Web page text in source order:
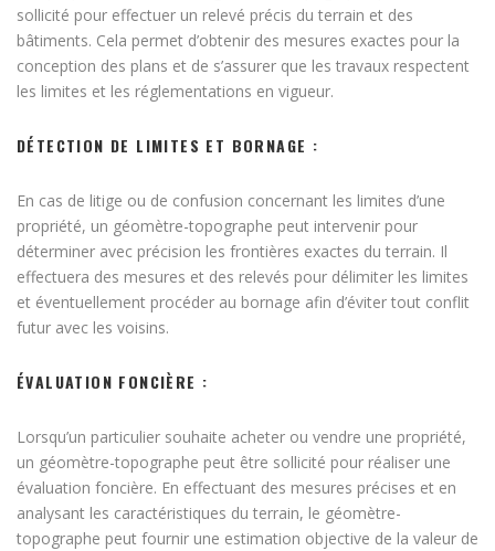
sollicité pour effectuer un relevé précis du terrain et des
bâtiments. Cela permet d’obtenir des mesures exactes pour la
conception des plans et de s’assurer que les travaux respectent
les limites et les réglementations en vigueur.
DÉTECTION DE LIMITES ET BORNAGE :
En cas de litige ou de confusion concernant les limites d’une
propriété, un géomètre-topographe peut intervenir pour
déterminer avec précision les frontières exactes du terrain. Il
effectuera des mesures et des relevés pour délimiter les limites
et éventuellement procéder au bornage afin d’éviter tout conflit
futur avec les voisins.
ÉVALUATION FONCIÈRE :
Lorsqu’un particulier souhaite acheter ou vendre une propriété,
un géomètre-topographe peut être sollicité pour réaliser une
évaluation foncière. En effectuant des mesures précises et en
analysant les caractéristiques du terrain, le géomètre-
topographe peut fournir une estimation objective de la valeur de